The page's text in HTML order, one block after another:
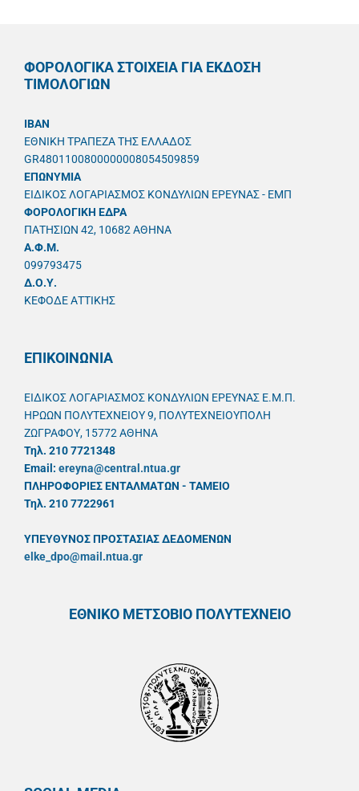
ΦΟΡΟΛΟΓΙΚΑ ΣΤΟΙΧΕΙΑ ΓΙΑ ΕΚΔΟΣΗ
ΤΙΜΟΛΟΓΙΩΝ
IBAN
ΕΘΝΙΚΗ ΤΡΑΠΕΖΑ ΤΗΣ ΕΛΛΑΔΟΣ
GR4801100800000008054509859
ΕΠΩΝΥΜΙΑ
ΕΙΔΙΚΟΣ ΛΟΓΑΡΙΑΣΜΟΣ ΚΟΝΔΥΛΙΩΝ ΕΡΕΥΝΑΣ - ΕΜΠ
ΦΟΡΟΛΟΓΙΚΗ ΕΔΡΑ
ΠΑΤΗΣΙΩΝ 42, 10682 ΑΘΗΝΑ
A.Φ.Μ.
099793475
Δ.Ο.Υ.
ΚΕΦΟΔΕ ΑΤΤΙΚΗΣ
ΕΠΙΚΟΙΝΩΝΙΑ
ΕΙΔΙΚΟΣ ΛΟΓΑΡΙΑΣΜΟΣ ΚΟΝΔΥΛΙΩΝ ΕΡΕΥΝΑΣ Ε.Μ.Π.
ΗΡΩΩΝ ΠΟΛΥΤΕΧΝΕΙΟΥ 9, ΠΟΛΥΤΕΧΝΕΙΟΥΠΟΛΗ
ΖΩΓΡΑΦΟΥ, 15772 ΑΘΗΝΑ
Τηλ. 210 7721348
Email: ereyna@central.ntua.gr
ΠΛΗΡΟΦΟΡΙΕΣ ΕΝΤΑΛΜΑΤΩΝ - ΤΑΜΕΙΟ
Τηλ. 210 7722961
ΥΠΕΥΘYΝΟΣ ΠΡΟΣΤΑΣΙΑΣ ΔΕΔΟΜΕΝΩΝ
elke_dpo@mail.ntua.gr
ΕΘΝΙΚΟ ΜΕΤΣΟΒΙΟ ΠΟΛΥΤΕΧΝΕΙΟ